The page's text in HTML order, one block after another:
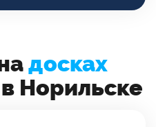
досках
в Норильске